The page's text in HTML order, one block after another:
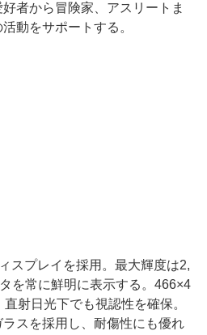
者から冒険家、アスリートま
動をサポートする。
スプレイを採用。最大輝度は2,
を常に鮮明に表示する。466×4
射日光下でも視認性を確保。
スを採用し、耐傷性にも優れ